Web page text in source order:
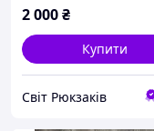
2 000₴
Купити
Світ Рюкзаків